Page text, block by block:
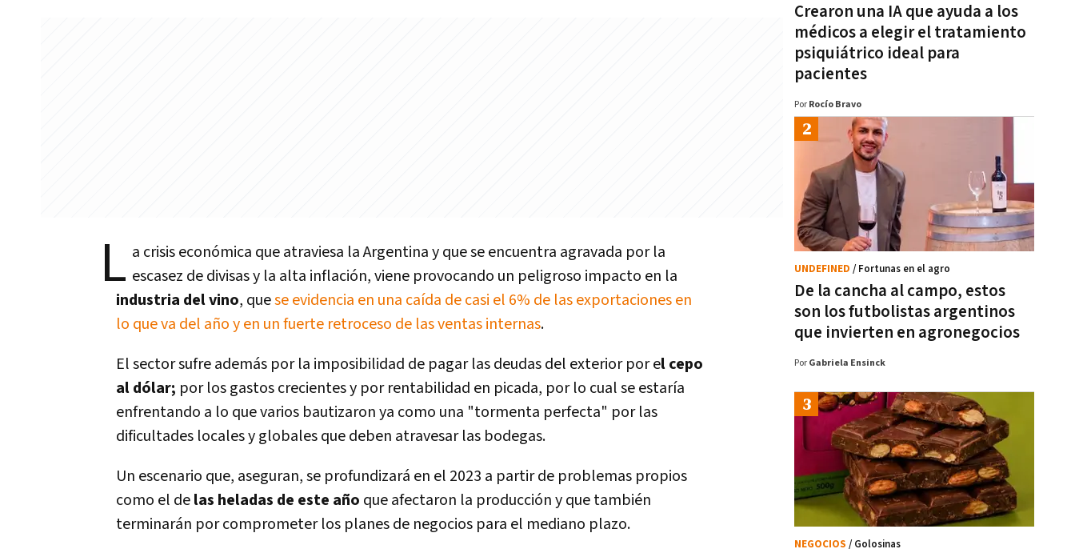
L a crisis económica que atraviesa la Argentina y que se encuentra agravada por la
escasez de divisas y la alta inflación, viene provocando un peligroso impacto en la
industria del vino, quese evidencia en una caída de casi el 6% de las exportaciones en
lo que va del año y en un fuerte retroceso de las ventas internas.
El sector sufre además por la imposibilidad de pagar las deudas del exterior por el cepo
al dólar; por los gastos crecientes y por rentabilidad en picada, por lo cual se estaría
enfrentando a lo que varios bautizaron ya como una "tormenta perfecta" por las
dificultades locales y globales que deben atravesar las bodegas.
Un escenario que, aseguran, se profundizará en el 2023 a partir de problemas propios
como el delas heladas de este año que afectaron la producción y que también
terminarán por comprometer los planes de negocios para el mediano plazo.
Crearon una IA que ayuda a los
médicos a elegir el tratamiento
psiquiátrico ideal para
pacientes
Por Rocío Bravo
De la cancha al campo, estos
son los futbolistas argentinos
que invierten en agronegocios
UNDEFINED / Fortunas en el agro
Por Gabriela Ensinck
NEGOCIOS / Golosinas